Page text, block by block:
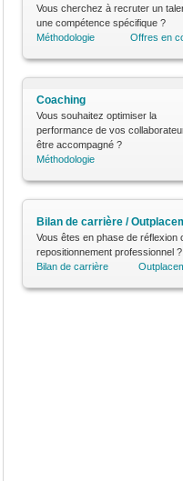
Vous cherchez à recruter un
une compétence spécifique ?
Méthodologie
Offres en
Coaching
Vous souhaitez optimiser la
performance de vos
être accompagné ?
Méthodologie
Bilan de carrière /
Vous êtes en phase de réflexion
repositionnement professionnel ?
Bilan de carrière